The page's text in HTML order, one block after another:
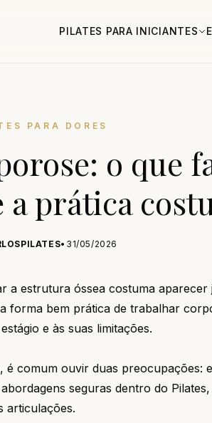
PILATES PARA INICIANTES
PARA DORES
o que
a prática
• 31/05/2026
estrutura óssea costuma aparecer
forma bem prática de trabalhar
e às suas limitações.
comum ouvir duas preocupações:
seguras dentro do
articulações.